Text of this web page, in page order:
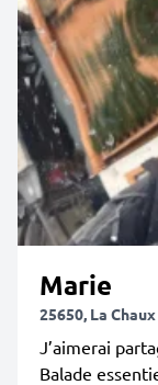
Marie
25650, La Chaux
J’aimerai
Balade